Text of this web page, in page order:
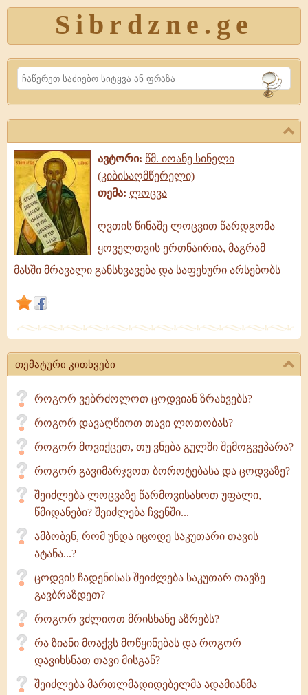
Sibrdzne.ge
Search
ავტორი: წმ. იოანე სინელი
(კიბისაღმწერელი)
თემა: ლოცვა
ღვთის
წინაშე
ლოცვით
ყოველთვის
ერთნაირია,
მაგრამ
მასში
მრავალი
განსხვავება
და
საფეხური
ღვთის წინაშე ლოცვით წარდგომა
ყოველთვის ერთნაირია, მაგრამ
მასში მრავალი განსხვავება და საფეხური არსებობს
თემატური კითხვები
როგორ ვებრძოლოთ ცოდვიან ზრახვებს?
როგორ დავაღწიოთ თავი ლოთობას?
როგორ მოვიქცეთ, თუ ვნება გულში შემოგვეპარა?
როგორ გავიმარჯვოთ ბოროტებასა და ცოდვაზე?
შეიძლება ლოცვაზე წარმოვისახოთ უფალი,
წმიდანები? შეიძლება ჩვენში...
ამბობენ, რომ უნდა იცოდე საკუთარი თავის
ატანა...?
ცოდვის ჩადენისას შეიძლება საკუთარ თავზე
გავბრაზდეთ?
როგორ ვძლიოთ მრისხანე აზრებს?
რა ზიანი მოაქვს მოწყინებას და როგორ
დავიხსნათ თავი მისგან?
შეიძლება მართლმადიდებელმა ადამიანმა